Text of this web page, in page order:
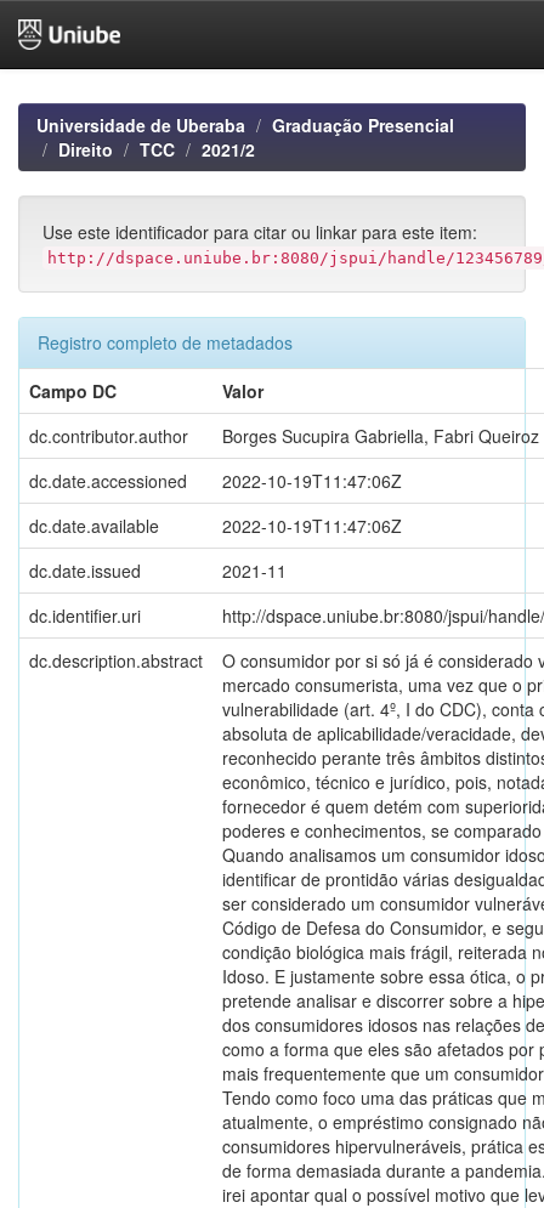
navigationUniversidade de Uberaba
Graduação Presencial
Direito
TCC 2021/2
Use este identificador para citar ou linkar para este item:
http://dspace.uniube.br:8080/jspui/handle/
Registro completo de metadados
Campo DC
Valor
dc.contributor.author
Borges Sucupira Gabriella, Fabri
dc.date.accessioned
2022-10-19T11:47:06Z
dc.date.available
2022-10-19T11:47:06Z
dc.date.issued
2021-11
dc.identifier.uri
http://dspace.uniube.br:8080/jspui/
dc.description.abstract
O consumidor por si só já é considerado
mercado consumerista, uma vez que o
vulnerabilidade (art. 4º, I do CDC), conta
absoluta de aplicabilidade/veracidade,
reconhecido perante três âmbitos
econômico, técnico e jurídico, pois,
fornecedor é quem detém com
poderes e conhecimentos, se
Quando analisamos um consumidor
identificar de prontidão várias
ser considerado um consumidor
Código de Defesa do Consumidor, e
condição biológica mais frágil, reiterada
Idoso. E justamente sobre essa ótica, o
pretende analisar e discorrer sobre a
dos consumidores idosos nas relações
como a forma que eles são afetados por
mais frequentemente que um
Tendo como foco uma das práticas que
atualmente, o empréstimo consignado
consumidores hipervulneráveis, prática
de forma demasiada durante a
irei apontar qual o possível motivo que